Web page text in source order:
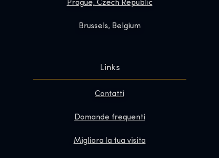
Prague, Czech Republic
Brussels, Belgium
Links
Contatti
Domande frequenti
Migliora la tua visita